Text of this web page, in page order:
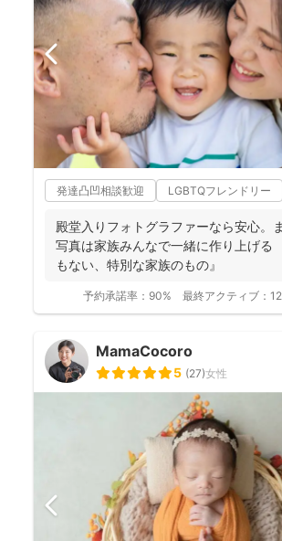
発達凸凹相談歓迎 LGBTQフレンドリー
殿堂入りフォトグラファーなら安心。
写真は家族みんなで一緒に作り上げる
もない、特別な家族のもの』
予約承諾率： 90% 最終アクティブ：
MamaCocoro
5 (27)女性